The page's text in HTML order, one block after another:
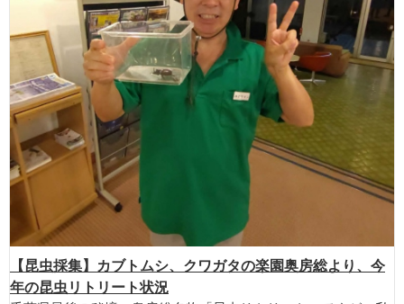
【昆虫採集】カブトムシ、クワガタの楽園奥房総より、今
年の昆虫リトリート状況